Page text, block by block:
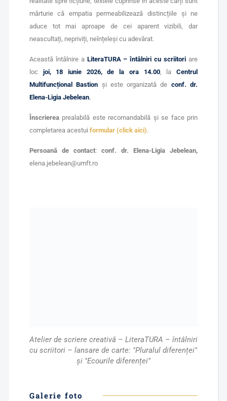
mărturie că empatia permeabilizează distincțiile și ne
aduce tot mai aproape de cei aparent vizibili, dar
neascultați, nepriviți, neînțeleși cu adevărat.
Această întâlnire a LiteraTURA – întâlniri cu scriitori are
loc joi, 18 iunie 2026, de la ora 14.00, laCentrul
Multifuncțional Bastion și este organizată de conf. dr.
Elena-Ligia Jebelean.
Înscriereaprealabilă este recomandabilă și se face prin
completarea acestui formular (click aici).
Persoană de contact: conf. dr. Elena-Ligia Jebelean,
elena.jebelean@umft.ro
Atelier de scriere creativă – LiteraTURA – întâlniri
cu scriitori – lansare de carte: "Pluralul diferenței"
și "Ecourile diferenței"
Galerie foto